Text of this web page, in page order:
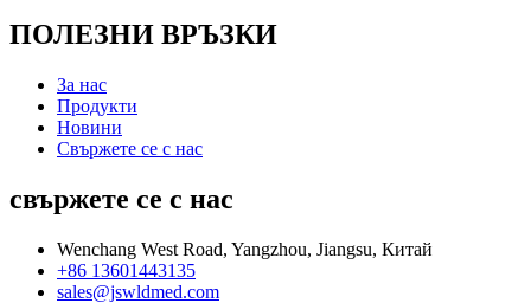
ПОЛЕЗНИ ВРЪЗКИ
За нас
Продукти
Новини
Свържете се с нас
свържете се с нас
Wenchang West Road, Yangzhou, Jiangsu, Китай
+86 13601443135
sales@jswldmed.com